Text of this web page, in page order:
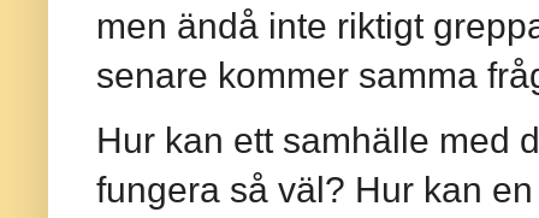
men ändå inte riktigt
senare kommer samma
Hur kan ett samhälle med
fungera så väl? Hur kan